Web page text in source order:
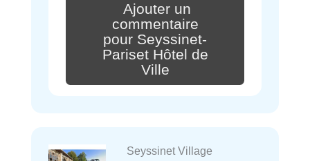
Ajouter un
commentaire
pour Seyssinet-
Pariset Hôtel de
Ville
Seyssinet Village